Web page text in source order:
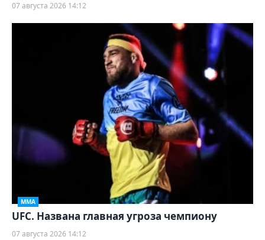
07 августа 2026 14:12
ММА
UFC. Названа главная угроза чемпиону
07 августа 2026 14:12